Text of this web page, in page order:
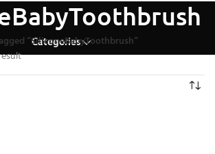
Categories
“SiliconeBabyToothbrush”